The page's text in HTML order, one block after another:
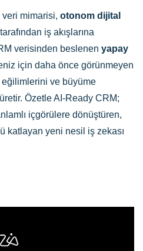
veri mimarisi, otonom dijital
tarafından iş akışlarına
verisinden beslenen yapay
için daha önce görünmeyen
ve büyüme
Özetle AI-Ready CRM;
içgörülere dönüştüren,
katlayan yeni nesil iş zekası